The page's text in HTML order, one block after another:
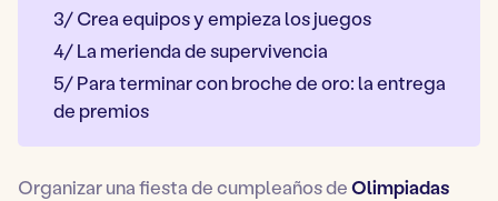
3/ Crea equipos y empieza los juegos
4/ La merienda de supervivencia
5/ Para terminar con broche de oro: la entrega
de premios
Organizar una fiesta de cumpleaños deOlimpiadas